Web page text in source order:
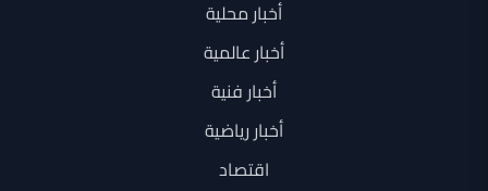
أخبار محلية
أخبار عالمية
أخبار فنية
أخبار رياضية
اقتصاد